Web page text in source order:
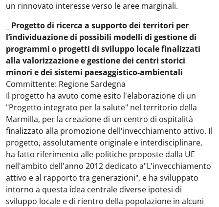
un rinnovato interesse verso le aree marginali.
_ Progetto di ricerca a supporto dei territori per
l’individuazione di possibili modelli di gestione di
programmi o progetti di sviluppo locale finalizzati
alla valorizzazione e gestione dei centri storici
minori e dei sistemi paesaggistico-ambientali
Committente: Regione Sardegna
Il progetto ha avuto come esito l'elaborazione di un
"Progetto integrato per la salute" nel territorio della
Marmilla, per la creazione di un centro di ospitalità
finalizzato alla promozione dell'invecchiamento attivo. Il
progetto, assolutamente originale e interdisciplinare,
ha fatto riferimento alle politiche proposte dalla UE
nell'ambito dell'anno 2012 dedicato a"L'invecchiamento
attivo e al rapporto tra generazioni", e ha sviluppato
intorno a questa idea centrale diverse ipotesi di
sviluppo locale e di rientro della popolazione in alcuni